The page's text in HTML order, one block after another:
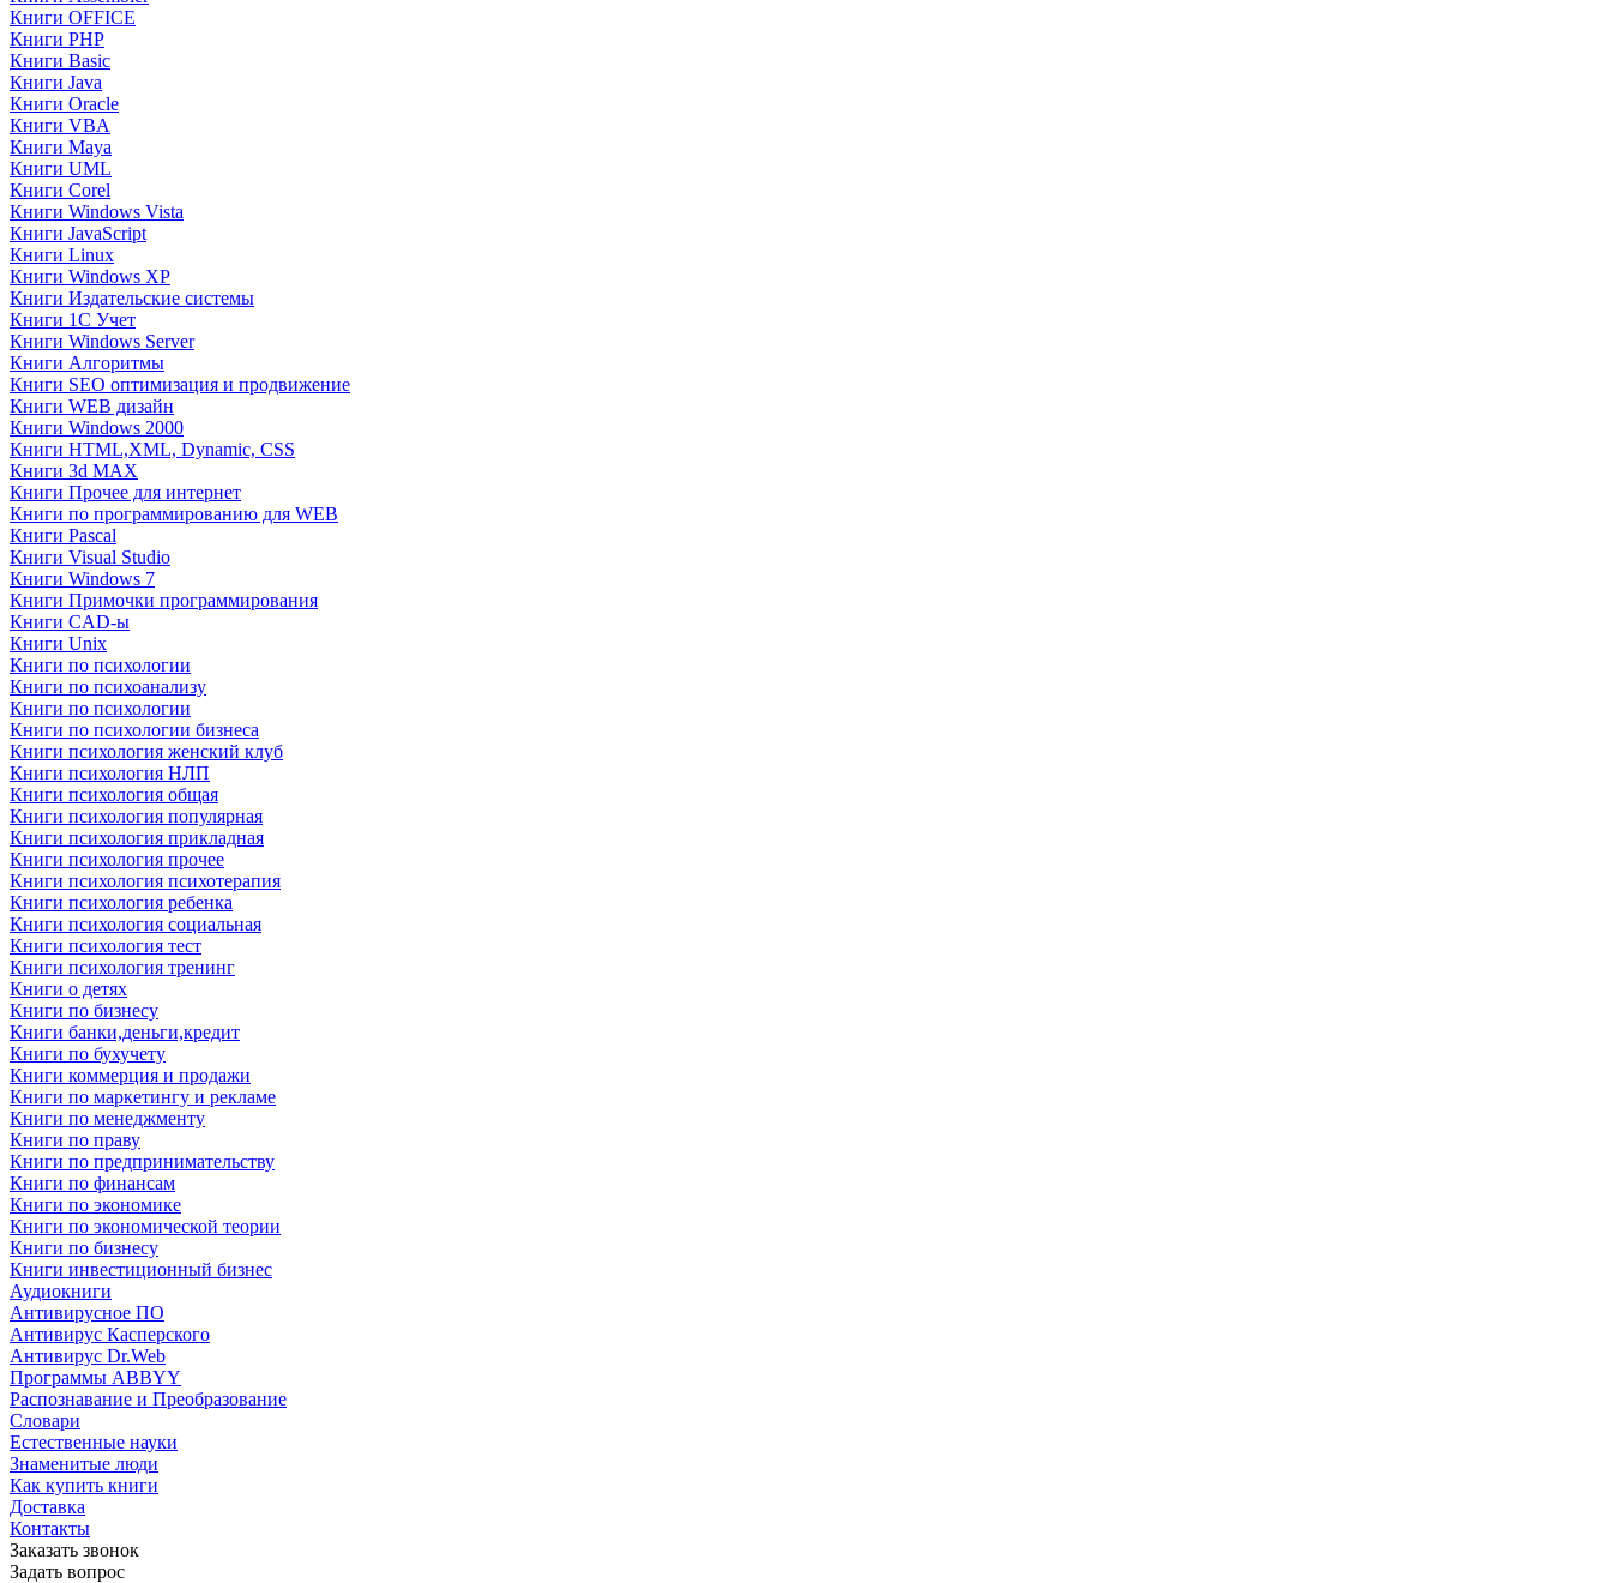
Книги OFFICE
Книги PHP
Книги Basic
Книги Java
Книги Oracle
Книги VBA
Книги Maya
Книги UML
Книги Corel
Книги Windows Vista
Книги JavaScript
Книги Linux
Книги Windows XP
Книги Издательские системы
Книги 1C Учет
Книги Windows Server
Книги Алгоритмы
Книги SEO оптимизация и продвижение
Книги WEB дизайн
Книги Windows 2000
Книги HTML,XML, Dynamic, CSS
Книги 3d MAX
Книги Прочее для интернет
Книги по программированию для WEB
Книги Pascal
Книги Visual Studio
Книги Windows 7
Книги Примочки программирования
Книги CAD-ы
Книги Unix
Книги по психологии
Книги по психоанализу
Книги по психологии
Книги по психологии бизнеса
Книги психология женский клуб
Книги психология НЛП
Книги психология общая
Книги психология популярная
Книги психология прикладная
Книги психология прочее
Книги психология психотерапия
Книги психология ребенка
Книги психология социальная
Книги психология тест
Книги психология тренинг
Книги о детях
Книги по бизнесу
Книги банки,деньги,кредит
Книги по бухучету
Книги коммерция и продажи
Книги по маркетингу и рекламе
Книги по менеджменту
Книги по праву
Книги по предпринимательству
Книги по финансам
Книги по экономике
Книги по экономической теории
Книги по бизнесу
Книги инвестиционный бизнес
Аудиокниги
Антивирусное ПО
Антивирус Касперского
Антивирус Dr.Web
Программы ABBYY
Распознавание и Преобразование
Словари
Естественные науки
Знаменитые люди
Как купить книги
Доставка
Контакты
Заказать звонок
Задать вопрос